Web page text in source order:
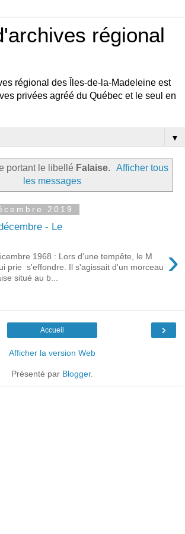
régional
régional des Îles-de-la-Madeleine est
privées agréé du Québec et le seul en
▼
portant le libellé Falaise.
Afficher tous
les messages
2019
- Le
›
1968 : Lors d'une tempête, le M
prie s'effondre. Il s'agissait d'un morceau
situé au b...
›
Accueil
Afficher la version Web
Présenté par Blogger.